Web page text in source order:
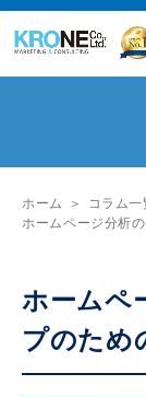
ホーム コラム一
ホームページ分析
ホームペ
プのため